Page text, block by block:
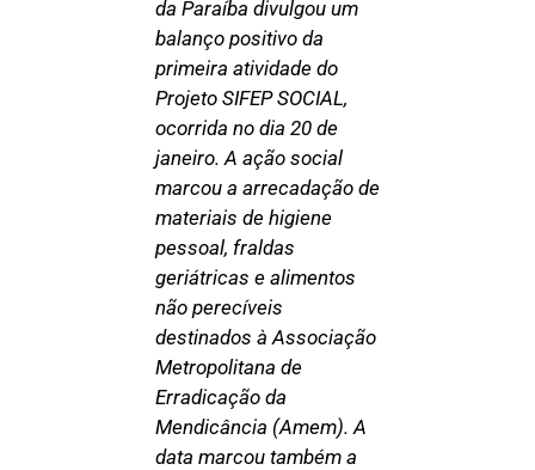
da Paraíba divulgou um
balanço positivo da
primeira atividade do
Projeto SIFEP SOCIAL,
ocorrida no dia 20 de
janeiro. A ação social
marcou a arrecadação de
materiais de higiene
pessoal, fraldas
geriátricas e alimentos
não perecíveis
destinados à Associação
Metropolitana de
Erradicação da
Mendicância (Amem). A
data marcou também a